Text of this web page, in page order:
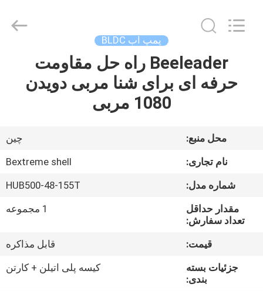
دربارهی
کارخانه
Technology
پمپ آب BLDC
Beeleader راه حل مقاومت
حرفه ای برای شنا مربی دویدن
1080 مربی
محل منبع:
چین
نام تجاری:
Bextreme shell
شماره مدل:
HUB500-48-155T
مقدار حداقل
تعداد سفارش:
1 مجموعه
قیمت:
قابل مذاکره
جزئیات بسته
بندی:
کیسه پلی اتیلن + کارتن